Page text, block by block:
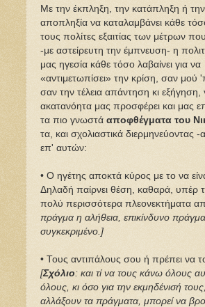
Με την έκπληξη, την κατάπληξη ή την
αποπληξία να καταλαμβάνει κάθε
τους πολίτες εξαιτίας των μέτρων που
-με αστείρευτη την έμπνευση- η
μας ηγεσία κάθε τόσο λαβαίνει για να
«αντιμετωπίσει» την κρίση, σαν
σαν την τέλεια απάντηση κι
ακατανόητα μας προσφέρει και μας
τα πιο γνωστά αποφθέγματα του
τα, και σχολιαστικά
επ' αυτών:
• Ο ηγέτης αποκτά κύρος με το να
Δηλαδή παίρνει θέση, καθαρά, υπέρ
πολύ περισσότερα πλεονεκτήματα
πράγμα η αλήθεια, επικίνδυνο
συγκεκριμένο.]
• Τους αντιπάλους σου ή πρέπει να
[Σχόλιο: και τί να τους κάνω όλους
όλους, κι όσο για την εκμηδένισή
αλλάξουν τα πράγματα, μπορεί να